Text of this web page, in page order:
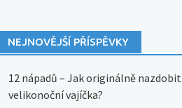
NEJNOVĚJŠÍ PŘÍSPĚVKY
12 nápadů – Jak originálně nazdobit
velikonoční vajíčka?